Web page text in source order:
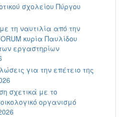
σχολείου Πύργου
τη ναυτιλία από την
κυρία Παυλίδου
εργαστηρίων
για την επέτειο της
σχετικά με το
οργανισμό